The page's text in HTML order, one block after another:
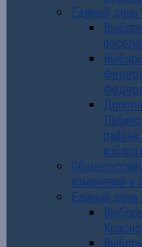
Единый день
изменений в
Единый день